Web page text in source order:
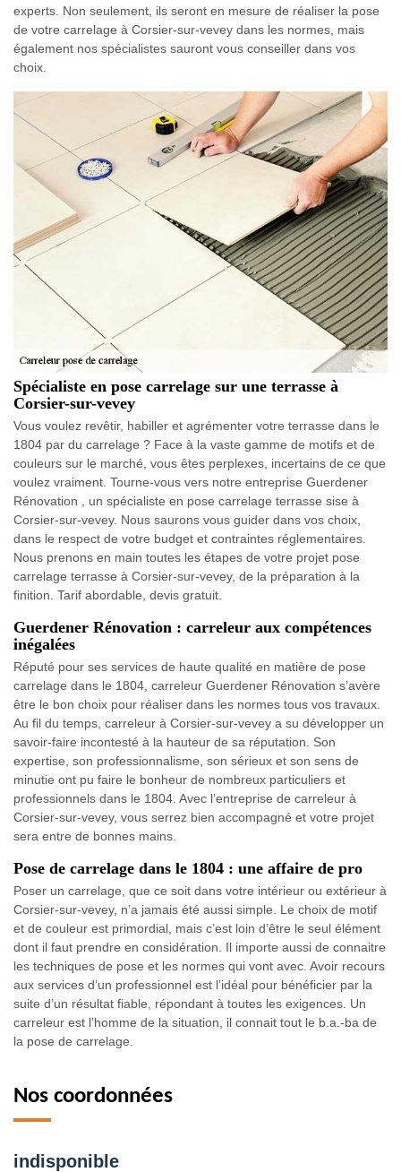
experts. Non seulement, ils seront en mesure de réaliser la pose
de votre carrelage à Corsier-sur-vevey dans les normes, mais
également nos spécialistes sauront vous conseiller dans vos
choix.
Spécialiste en pose carrelage sur une terrasse à
Corsier-sur-vevey
Vous voulez revêtir, habiller et agrémenter votre terrasse dans le
1804 par du carrelage ? Face à la vaste gamme de motifs et de
couleurs sur le marché, vous êtes perplexes, incertains de ce que
voulez vraiment. Tourne-vous vers notre entreprise Guerdener
Rénovation , un spécialiste en pose carrelage terrasse sise à
Corsier-sur-vevey. Nous saurons vous guider dans vos choix,
dans le respect de votre budget et contraintes réglementaires.
Nous prenons en main toutes les étapes de votre projet pose
carrelage terrasse à Corsier-sur-vevey, de la préparation à la
finition. Tarif abordable, devis gratuit.
Guerdener Rénovation : carreleur aux compétences
inégalées
Réputé pour ses services de haute qualité en matière de pose
carrelage dans le 1804, carreleur Guerdener Rénovation s’avère
être le bon choix pour réaliser dans les normes tous vos travaux.
Au fil du temps, carreleur à Corsier-sur-vevey a su développer un
savoir-faire incontesté à la hauteur de sa réputation. Son
expertise, son professionnalisme, son sérieux et son sens de
minutie ont pu faire le bonheur de nombreux particuliers et
professionnels dans le 1804. Avec l’entreprise de carreleur à
Corsier-sur-vevey, vous serrez bien accompagné et votre projet
sera entre de bonnes mains.
Pose de carrelage dans le 1804 : une affaire de pro
Poser un carrelage, que ce soit dans votre intérieur ou extérieur à
Corsier-sur-vevey, n’a jamais été aussi simple. Le choix de motif
et de couleur est primordial, mais c’est loin d’être le seul élément
dont il faut prendre en considération. Il importe aussi de connaitre
les techniques de pose et les normes qui vont avec. Avoir recours
aux services d’un professionnel est l’idéal pour bénéficier par la
suite d’un résultat fiable, répondant à toutes les exigences. Un
carreleur est l’homme de la situation, il connait tout le b.a.-ba de
la pose de carrelage.
Nos coordonnées
indisponible